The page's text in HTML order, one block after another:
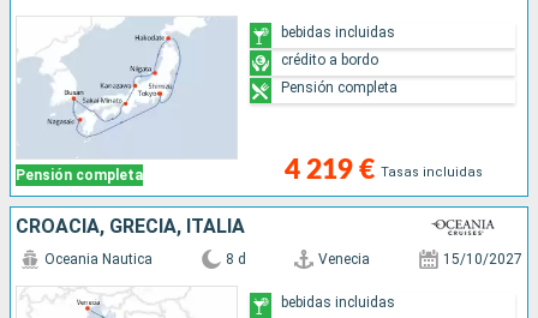
Pensión completa 4 219 € Tasas incluidas
bebidas incluidas
crédito a bordo
Pensión completa
CROACIA, GRECIA, ITALIA
Oceania Nautica 8 d Venecia 15/10/2027
bebidas incluidas